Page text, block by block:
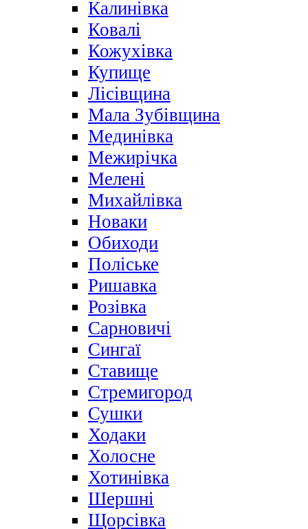
Калинівка
Ковалі
Кожухівка
Купище
Лісівщина
Мала Зубівщина
Мединівка
Межирічка
Мелені
Михайлівка
Новаки
Обиходи
Поліське
Ришавка
Розівка
Сарновичі
Сингаї
Ставище
Стремигород
Сушки
Ходаки
Холосне
Хотинівка
Шершні
Щорсівка